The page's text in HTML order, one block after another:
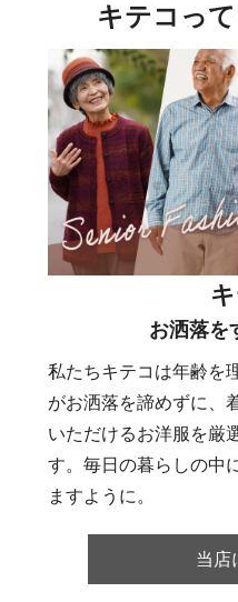
キテコっ
お洒落を
私たちキテコは年齢を
がお洒落を諦めずに、
いただけるお洋服を厳
す。毎日の暮らしの中
ますように。
当店